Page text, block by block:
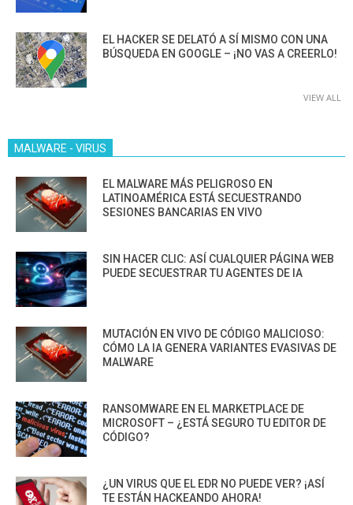
EL HACKER SE DELATÓ A SÍ MISMO CON UNA
BÚSQUEDA EN GOOGLE – ¡NO VAS A CREERLO!
VIEW ALL
MALWARE - VIRUS
EL MALWARE MÁS PELIGROSO EN
LATINOAMÉRICA ESTÁ SECUESTRANDO
SESIONES BANCARIAS EN VIVO
SIN HACER CLIC: ASÍ CUALQUIER PÁGINA WEB
PUEDE SECUESTRAR TU AGENTES DE IA
MUTACIÓN EN VIVO DE CÓDIGO MALICIOSO:
CÓMO LA IA GENERA VARIANTES EVASIVAS DE
MALWARE
RANSOMWARE EN EL MARKETPLACE DE
MICROSOFT – ¿ESTÁ SEGURO TU EDITOR DE
CÓDIGO?
¿UN VIRUS QUE EL EDR NO PUEDE VER? ¡ASÍ
TE ESTÁN HACKEANDO AHORA!